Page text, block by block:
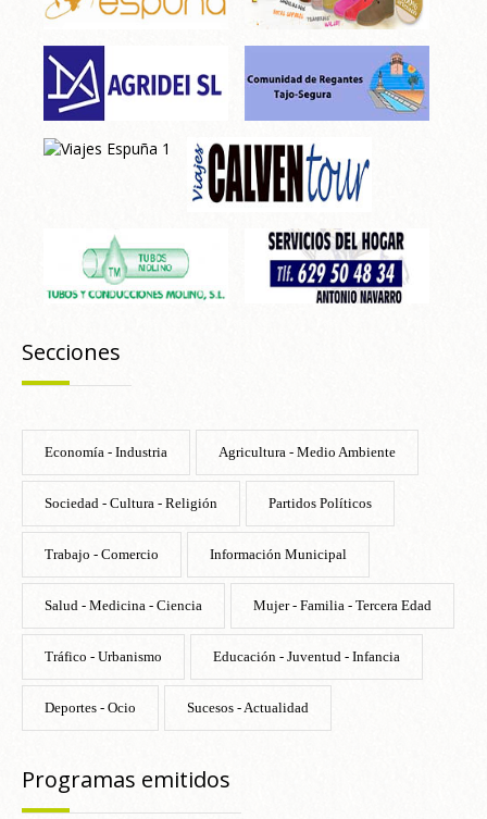
Secciones
Economía - Industria Agricultura - Medio Ambiente
Sociedad - Cultura - Religión Partidos Políticos
Trabajo - Comercio Información Municipal
Salud - Medicina - Ciencia Mujer - Familia - Tercera Edad
Tráfico - Urbanismo Educación - Juventud - Infancia
Deportes - Ocio Sucesos - Actualidad
Programas emitidos